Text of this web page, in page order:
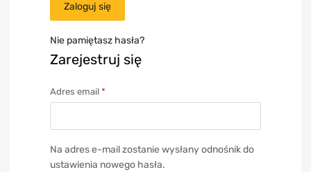
Zaloguj się
Nie pamiętasz hasła?
Zarejestruj się
Adres email *
Na adres e-mail zostanie wysłany odnośnik do
ustawienia nowego hasła.